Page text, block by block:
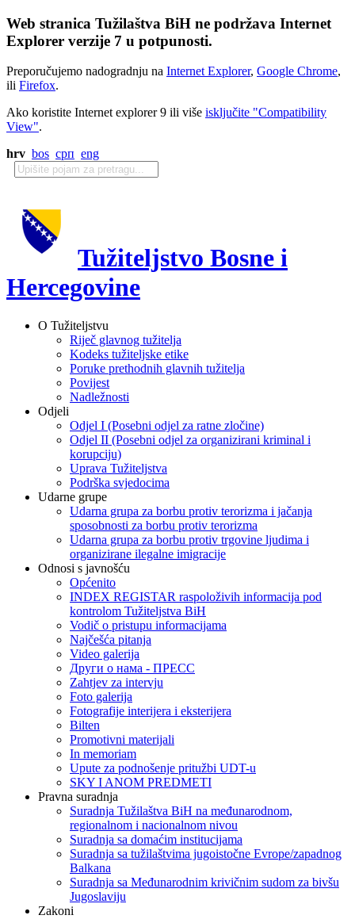
Web stranica Tužilaštva BiH ne podržava Internet
Explorer verzije 7 u potpunosti.
Preporučujemo nadogradnju na Internet Explorer, Google Chrome,
ili Firefox.
Ako koristite Internet explorer 9 ili više isključite "Compatibility
View".
hrv bos срп eng
Tužiteljstvo Bosne i
Hercegovine
O Tužiteljstvu
Riječ glavnog tužitelja
Kodeks tužiteljske etike
Poruke prethodnih glavnih tužitelja
Povijest
Nadležnosti
Odjeli
Odjel I (Posebni odjel za ratne zločine)
Odjel II (Posebni odjel za organizirani kriminal i
korupciju)
Uprava Tužiteljstva
Podrška svjedocima
Udarne grupe
Udarna grupa za borbu protiv terorizma i jačanja
sposobnosti za borbu protiv terorizma
Udarna grupa za borbu protiv trgovine ljudima i
organizirane ilegalne imigracije
Odnosi s javnošću
Općenito
INDEX REGISTAR raspoloživih informacija pod
kontrolom Tužiteljstva BiH
Vodič o pristupu informacijama
Najčešća pitanja
Video galerija
Други о нама - ПРЕСC
Zahtjev za intervju
Foto galerija
Fotografije interijera i eksterijera
Bilten
Promotivni materijali
In memoriam
Upute za podnošenje pritužbi UDT-u
SKY I ANOM PREDMETI
Pravna suradnja
Suradnja Tužilaštva BiH na međunarodnom,
regionalnom i nacionalnom nivou
Suradnja sa domaćim institucijama
Suradnja sa tužilaštvima jugoistočne Evrope/zapadnog
Balkana
Suradnja sa Međunarodnim krivičnim sudom za bivšu
Jugoslaviju
Zakoni